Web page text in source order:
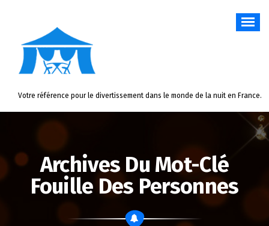
Votre référence pour le divertissement dans le monde de la nuit en France.
Archives Du Mot-Clé
Fouille Des Personnes